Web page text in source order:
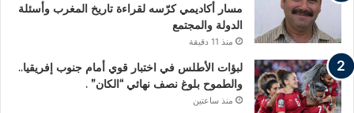
مسار أكاديمي كرّسه لقراءة تاريخ المغرب وأسئلة
الدولة والمجتمع
منذ 11 دقيقة
لبؤات الأطلس في اختبار قوي أمام جنوب إفريقيا..
والطموح بلوغ نصف نهائي “الكان” .
منذ ساعتين